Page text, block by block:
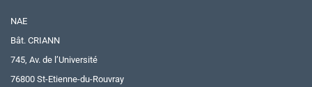
NAE
Bât. CRIANN
745, Av. de l’Université
76800 St-Etienne-du-Rouvray